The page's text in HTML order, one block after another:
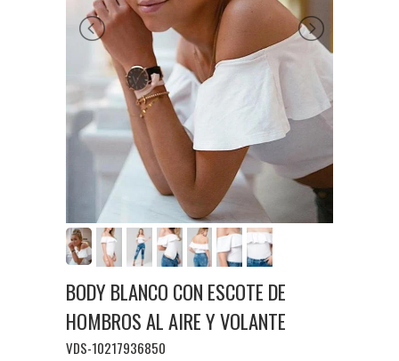
BODY BLANCO CON ESCOTE DE
HOMBROS AL AIRE Y VOLANTE
VDS-10217936850